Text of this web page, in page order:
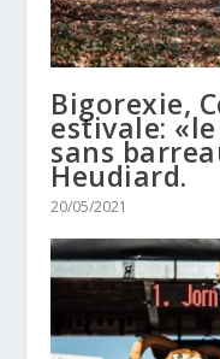
Bigorexie,
estivale:
sans
Heudiard.
20/05/2021